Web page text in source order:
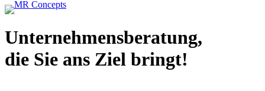
Unternehmensberatung,
die Sie ans Ziel bringt!